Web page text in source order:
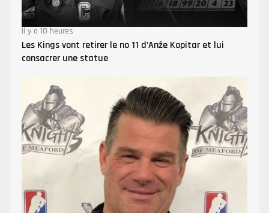
Il y a 10 heures
Les Kings vont retirer le no 11 d’Anže Kopitar et lui
consacrer une statue